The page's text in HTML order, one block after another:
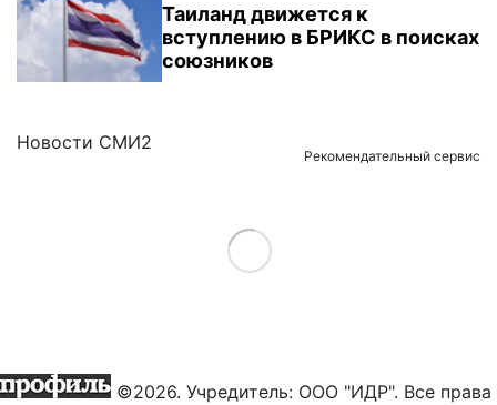
Таиланд движется к
вступлению в БРИКС в поисках
союзников
Новости СМИ2
Рекомендательный сервис
Load More
©2026. Учредитель: ООО "ИДР". Все права